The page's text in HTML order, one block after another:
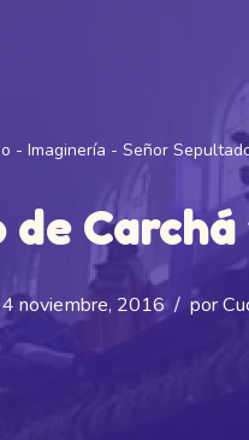
- Imaginería - Señor
4 noviembre, 2016 por